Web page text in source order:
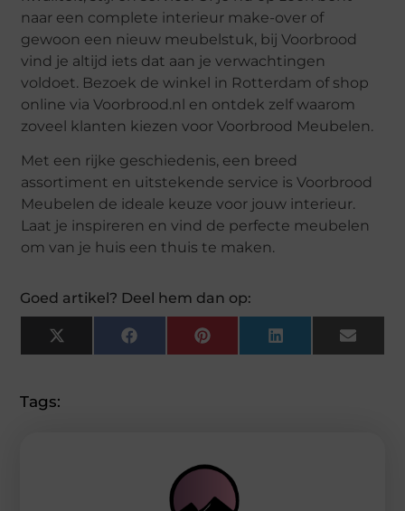
naar een complete interieur make-over of
gewoon een nieuw meubelstuk, bij Voorbrood
vind je altijd iets dat aan je verwachtingen
voldoet. Bezoek de winkel in Rotterdam of shop
online via Voorbrood.nl en ontdek zelf waarom
zoveel klanten kiezen voor Voorbrood Meubelen.
Met een rijke geschiedenis, een breed
assortiment en uitstekende service is Voorbrood
Meubelen de ideale keuze voor jouw interieur.
Laat je inspireren en vind de perfecte meubelen
om van je huis een thuis te maken.
Goed artikel? Deel hem dan op:
X
(Twitter)
FacebookPinterestLinkedInEmail
Tags: